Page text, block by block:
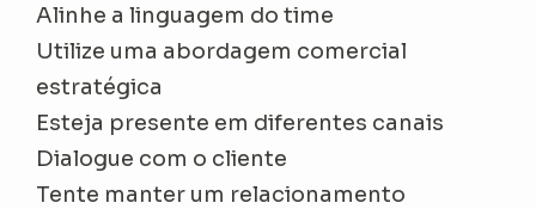
Alinhe a linguagem do time
Utilize uma abordagem comercial
estratégica
Esteja presente em diferentes canais
Dialogue com o cliente
Tente manter um relacionamento